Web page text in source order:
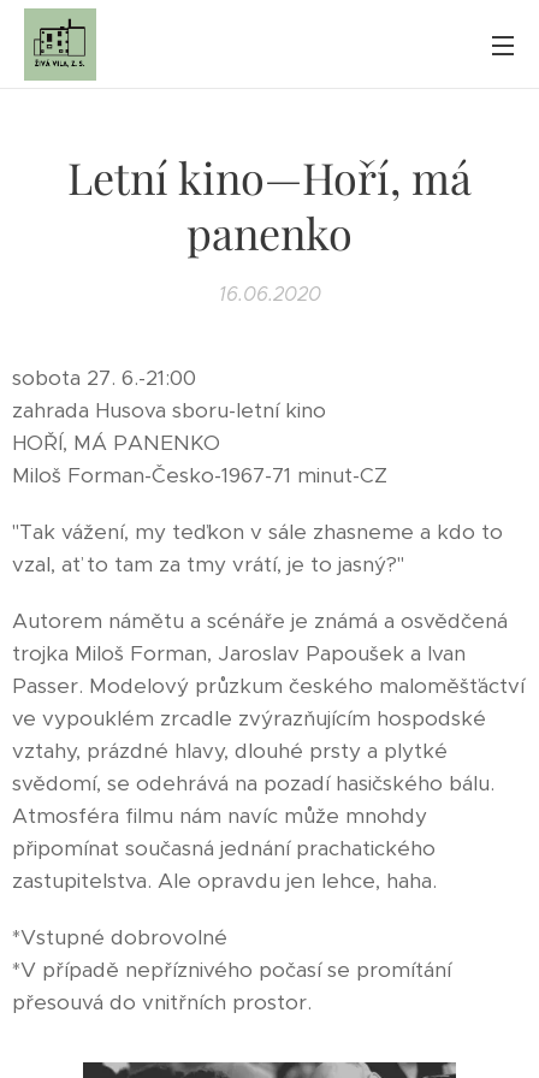
Letní kino—Hoří, má
panenko
16.06.2020
sobota 27. 6.-21:00
zahrada Husova sboru-letní kino
HOŘÍ, MÁ PANENKO
Miloš Forman-Česko-1967-71 minut-CZ
"Tak vážení, my teďkon v sále zhasneme a kdo to
vzal, ať to tam za tmy vrátí, je to jasný?"
Autorem námětu a scénáře je známá a osvědčená
trojka Miloš Forman, Jaroslav Papoušek a Ivan
Passer. Modelový průzkum českého maloměšťáctví
ve vypouklém zrcadle zvýrazňujícím hospodské
vztahy, prázdné hlavy, dlouhé prsty a plytké
svědomí, se odehrává na pozadí hasičského bálu.
Atmosféra filmu nám navíc může mnohdy
připomínat současná jednání prachatického
zastupitelstva. Ale opravdu jen lehce, haha.
*Vstupné dobrovolné
*V případě nepříznivého počasí se promítání
přesouvá do vnitřních prostor.